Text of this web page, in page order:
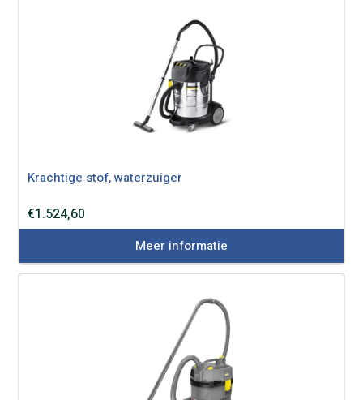
Krachtige stof, waterzuiger
€1.524,60
Meer informatie